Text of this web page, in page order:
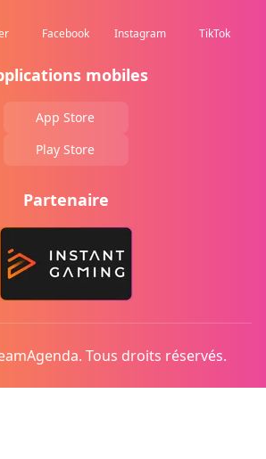
Facebook Instagram TikTok
mobiles
App Store
Play Store
Partenaire
Tous droits réservés.